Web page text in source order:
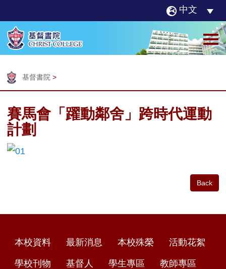
中文
基督書院 >
賽馬會「躍動鄰舍」跨時代運動
計劃
Back
本校資料 最新消息 本校殊榮 活動花絮
學校刊物 基督人 學生專區 教師專區